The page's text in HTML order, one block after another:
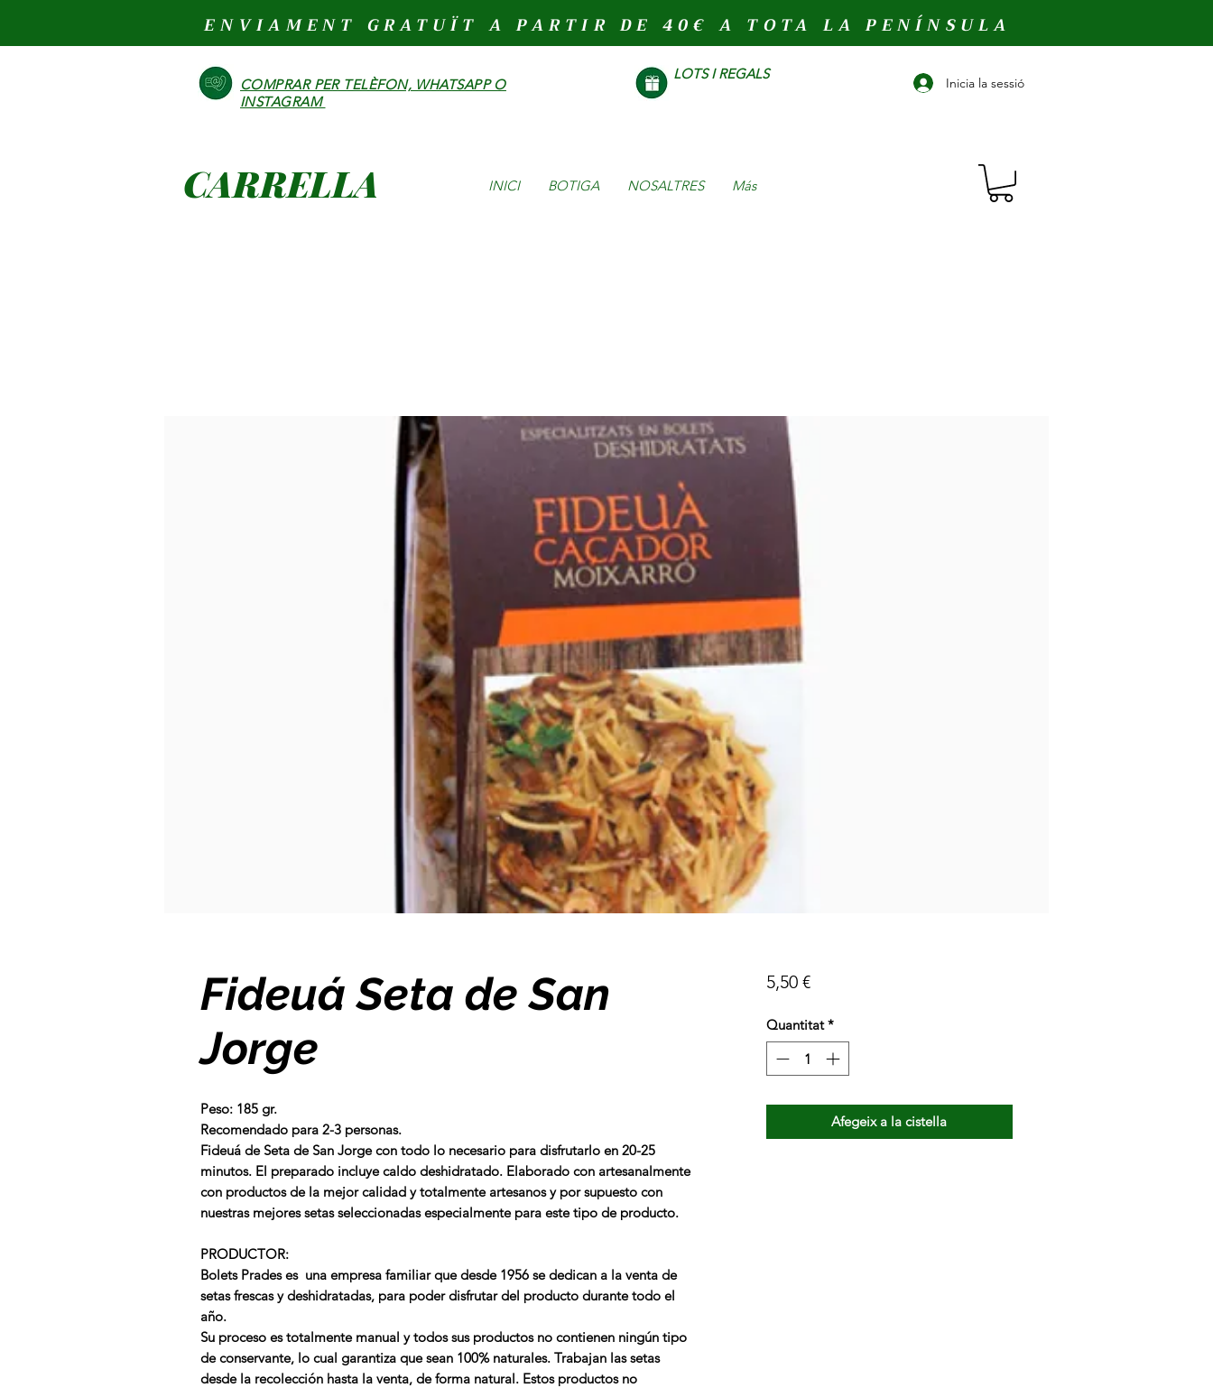
ENVIAMENT GRATUÏT A PARTIR DE 40€ A TOTA LA PENÍNSULA
COMPRAR PER TELÈFON, WHATSAPP O
INSTAGRAM
LOTS I REGALS
CARRELLA INICI BOTIGA NOSALTRES Más
Inicia la sessió
Fideuá Seta de San
Jorge
Peso: 185 gr.
Recomendado para 2-3 personas.
Fideuá de Seta de San Jorge con todo lo necesario para disfrutarlo en 20-25
minutos. El preparado incluye caldo deshidratado. Elaborado con artesanalmente
con productos de la mejor calidad y totalmente artesanos y por supuesto con
nuestras mejores setas seleccionadas especialmente para este tipo de producto.
PRODUCTOR:
Bolets Prades es una empresa familiar que desde 1956 se dedican a la venta de
setas frescas y deshidratadas, para poder disfrutar del producto durante todo el
año.
Su proceso es totalmente manual y todos sus productos no contienen ningún tipo
de conservante, lo cual garantiza que sean 100% naturales. Trabajan las setas
desde la recolección hasta la venta, de forma natural. Estos productos no
5,50 €Price
Quantitat *
Afegeix a la cistella